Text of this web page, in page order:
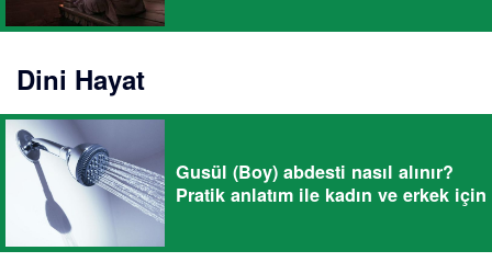
Dini Hayat
Gusül (Boy) abdesti nasıl alınır?
Pratik anlatım ile kadın ve erkek için